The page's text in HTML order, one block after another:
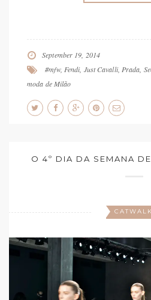
September 19, 2014
#mfw, Fendi, Just Cavalli, Prada
moda de Milão
O 4º DIA DA SEMANA
CATWALK